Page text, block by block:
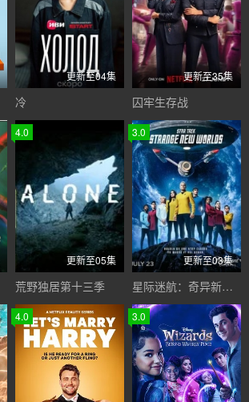
更新至04集
冷
更新至35集
囚牢生存战
4.0
更新至05集
荒野独居第十三季
3.0
更新至03集
星际迷航：奇异新世界第四季
4.0 3.0